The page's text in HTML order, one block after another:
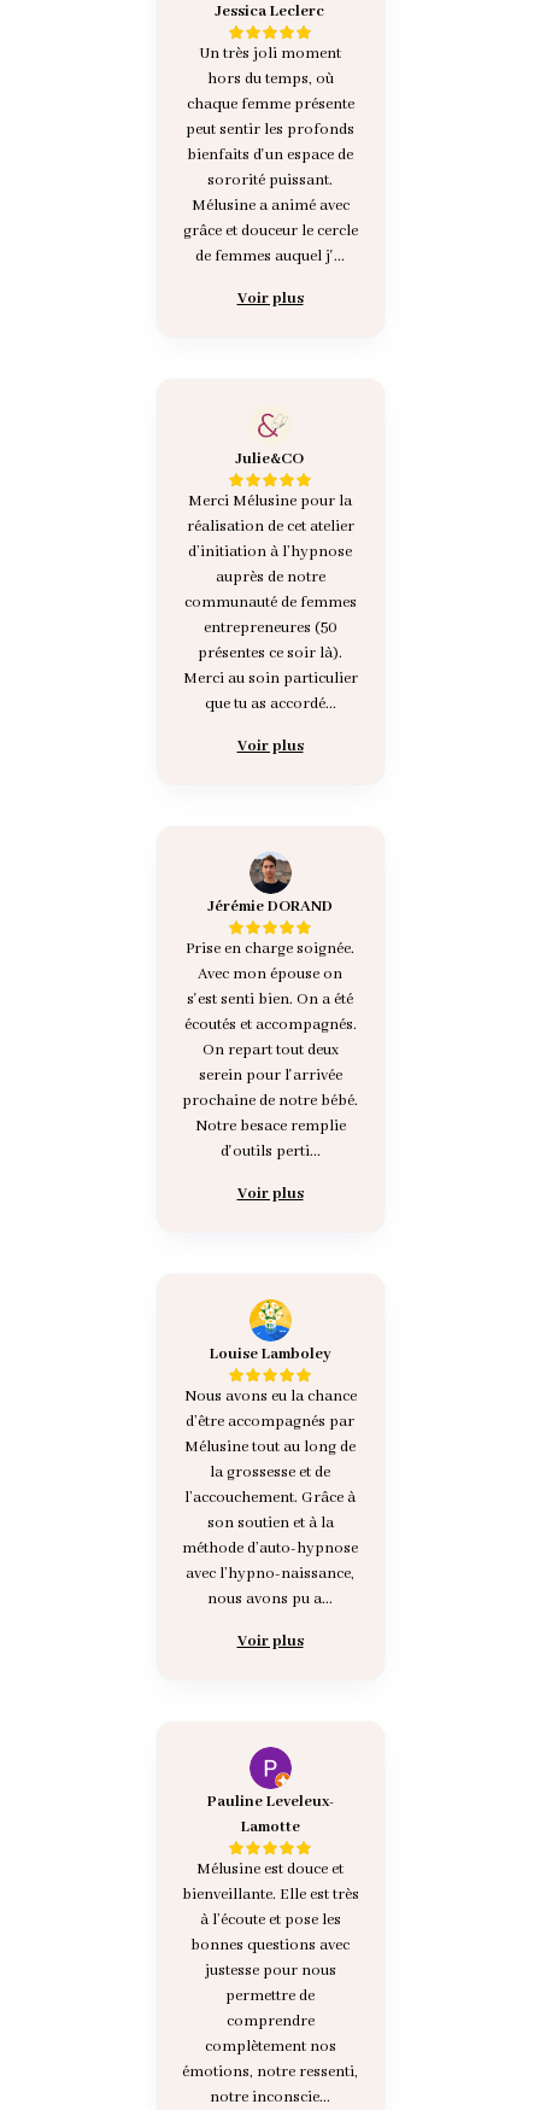
Jessica Leclerc
Un très joli moment
hors du temps, où
chaque femme présente
peut sentir les profonds
bienfaits d'un espace de
sororité puissant.
Mélusine a animé avec
grâce et douceur le cercle
de femmes auquel j'...
Voir plus
Julie&CO
Merci Mélusine pour la
réalisation de cet atelier
d’initiation à l’hypnose
auprès de notre
communauté de femmes
entrepreneures (50
présentes ce soir là).
Merci au soin particulier
que tu as accordé...
Voir plus
Jérémie DORAND
Prise en charge soignée.
Avec mon épouse on
s'est senti bien. On a été
écoutés et accompagnés.
On repart tout deux
serein pour l'arrivée
prochaine de notre bébé.
Notre besace remplie
d'outils perti...
Voir plus
Louise Lamboley
Nous avons eu la chance
d’être accompagnés par
Mélusine tout au long de
la grossesse et de
l’accouchement. Grâce à
son soutien et à la
méthode d’auto-hypnose
avec l’hypno-naissance,
nous avons pu a...
Voir plus
Pauline Leveleux-
Lamotte
Mélusine est douce et
bienveillante. Elle est très
à l’écoute et pose les
bonnes questions avec
justesse pour nous
permettre de
comprendre
complètement nos
émotions, notre ressenti,
notre inconscie...